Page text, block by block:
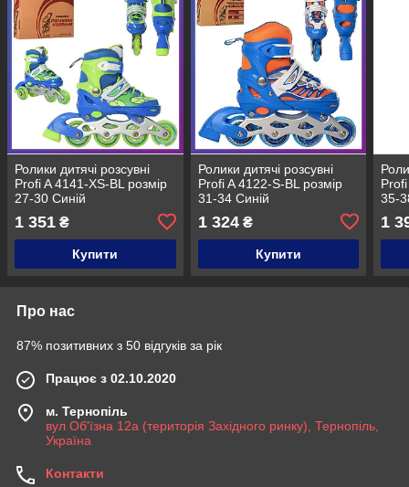
Ролики дитячі розсувні
Profi A 4141-XS-BL розмір
27-30 Синій
1 351 ₴
Купити
Ролики дитячі розсувні
Profi A 4122-S-BL розмір
31-34 Синій
1 324₴
Купити
35-
1
Про нас
87% позитивних з 50 відгуків за рік
Працює з 02.10.2020
м. Тернопіль
вул Об'їзна 12а (територія Західного ринку), Тернопіль,
Україна
Контакти